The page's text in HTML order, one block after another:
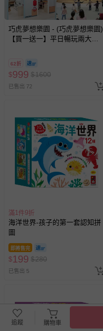
巧虎夢想樂園 - (巧虎夢想樂園)
【買一送一】平日暢玩兩大一
2026/10/16 正券逾期視同現金
券使用
62折
$999 $1600
已售出 72
滿1件9折
海洋世界-孩子的第一套認知拼
圖
即將售完
$199 $280
已售出 5
追蹤 購物車